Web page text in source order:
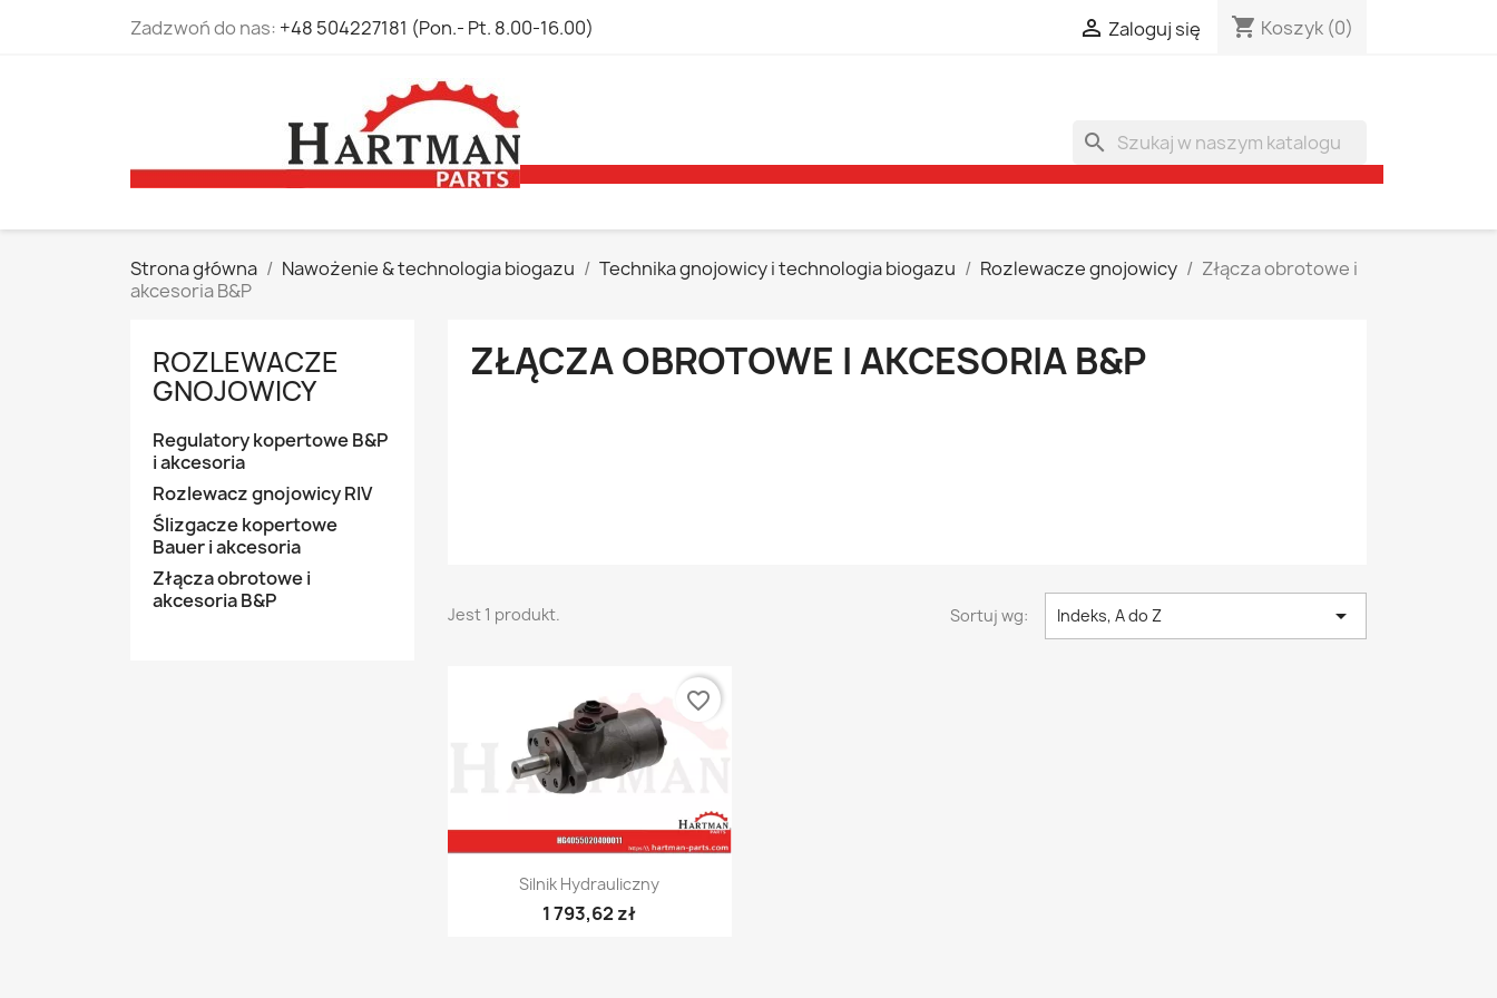
Zadzwoń do nas: +48 504227181 (Pon.- Pt. 8.00-16.00)  Zaloguj się shopping_cart Koszyk (0)
search
Strona główna Nawożenie & technologia biogazu Technika gnojowicy i technologia biogazu Rozlewacze gnojowicy
Złącza obrotowe i
akcesoria B&P
ROZLEWACZE
GNOJOWICY
Regulatory kopertowe B&P
i akcesoria
Rozlewacz gnojowicy RIV
Ślizgacze kopertowe
Bauer i akcesoria
Złącza obrotowe i
akcesoria B&P
ZŁĄCZA OBROTOWE I AKCESORIA B&P
Jest 1 produkt. Sortuj wg: Indeks, A do Z 
Szybki podgląd
Silnik Hydrauliczny
1 793,62 zł
favorite_border